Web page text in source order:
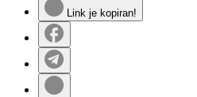
Link je kopiran!